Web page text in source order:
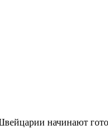
начинают